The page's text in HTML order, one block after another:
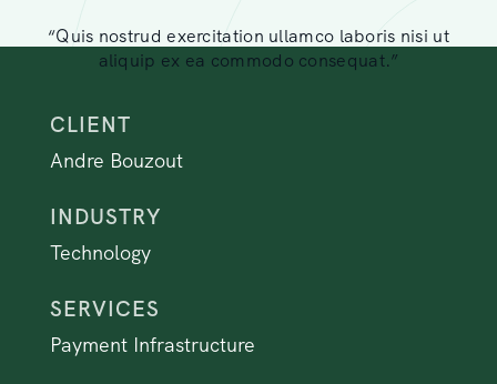
“Quis nostrud exercitation ullamco laboris nisi ut
aliquip ex ea commodo consequat.”
CLIENT
Andre Bouzout
INDUSTRY
Technology
SERVICES
Payment Infrastructure